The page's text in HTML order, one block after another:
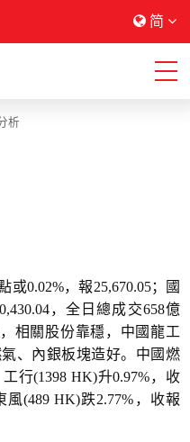
简
析
0.02%，報25,670.05；國
，全日總成交658億
相關股份靠穩，中國龍工
氣、內銀板塊造好。中國燃
行(1398 HK)升0.97%，收
(489 HK)跌2.77%，收報